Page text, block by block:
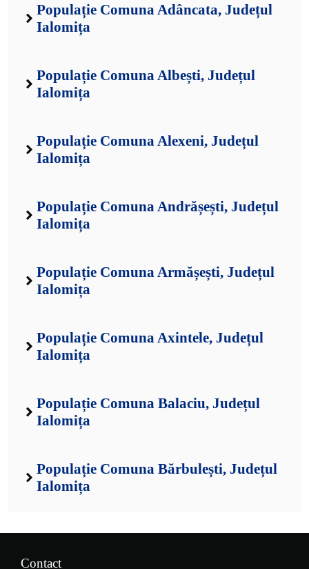
Populație Comuna Adâncata, Județul
Ialomița
Populație Comuna Albești, Județul
Ialomița
Populație Comuna Alexeni, Județul
Ialomița
Populație Comuna Andrășești, Județul
Ialomița
Populație Comuna Armășești, Județul
Ialomița
Populație Comuna Axintele, Județul
Ialomița
Populație Comuna Balaciu, Județul
Ialomița
Populație Comuna Bărbulești, Județul
Ialomița
Contact